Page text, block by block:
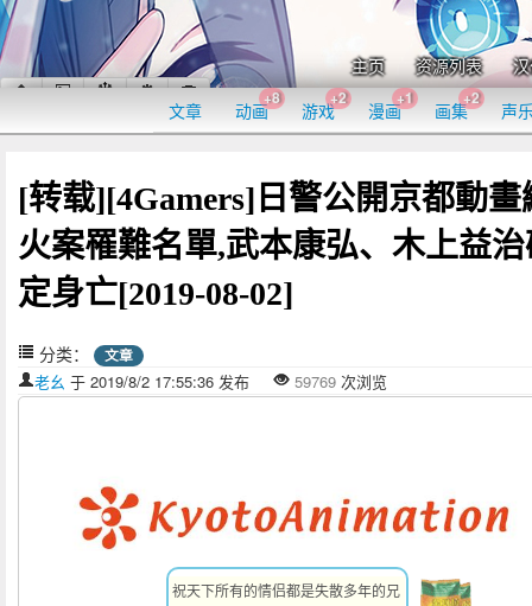
主页 资源列表
文章 动画
+8
游戏
+2
漫画
+1
画集
+2
声
[转载][4Gamers]日警公開京都動畫
火案罹難名單,武本康弘、木上益
定身亡[2019-08-02]
分类： 文章
老幺 于 2019/8/2 17:55:36 发布 59769 次浏览
祝天下所有的情侣都是失散多年的兄